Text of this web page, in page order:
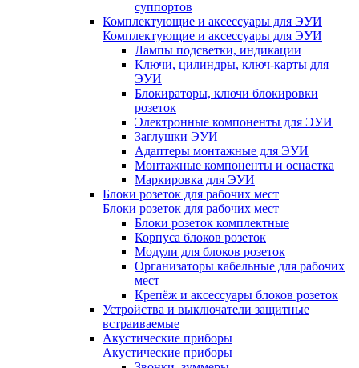
суппортов
Комплектующие и аксессуары для ЭУИ
Комплектующие и аксессуары для ЭУИ
Лампы подсветки, индикации
Ключи, цилиндры, ключ-карты для
ЭУИ
Блокираторы, ключи блокировки
розеток
Электронные компоненты для ЭУИ
Заглушки ЭУИ
Адаптеры монтажные для ЭУИ
Монтажные компоненты и оснастка
Маркировка для ЭУИ
Блоки розеток для рабочих мест
Блоки розеток для рабочих мест
Блоки розеток комплектные
Корпуса блоков розеток
Модули для блоков розеток
Организаторы кабельные для рабочих
мест
Крепёж и аксессуары блоков розеток
Устройства и выключатели защитные
встраиваемые
Акустические приборы
Акустические приборы